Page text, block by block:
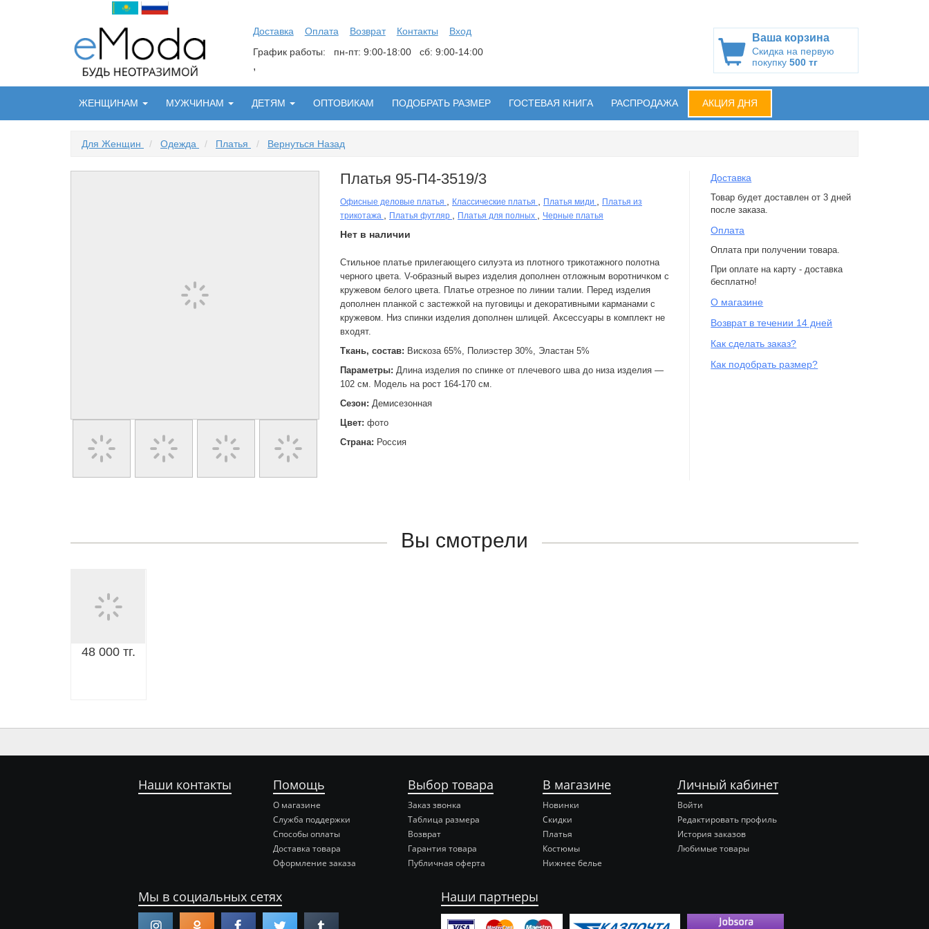
Доставка Оплата Возврат Контакты
Вход
График работы: пн-пт: 9:00-18:00 сб: 9:00-14:00
,
Ваша корзина
Скидка на первую
покупку 500 тг
ЖЕНЩИНАМ МУЖЧИНАМ ДЕТЯМ ОПТОВИКАМ ПОДОБРАТЬ РАЗМЕР ГОСТЕВАЯ КНИГА РАСПРОДАЖА АКЦИЯ ДНЯ
Для Женщин / Одежда / Платья / Вернуться Назад
Платья 95-П4-3519/3
Офисные деловые платья Классические платья Платья миди
Платья из
трикотажа
Платья футляр Платья для полных Черные платья
Нет в наличии
Стильное платье прилегающего силуэта из плотного трикотажного полотна
черного цвета. V-образный вырез изделия дополнен отложным воротничком с
кружевом белого цвета. Платье отрезное по линии талии. Перед изделия
дополнен планкой с застежкой на пуговицы и декоративными карманами с
кружевом. Низ спинки изделия дополнен шлицей. Аксессуары в комплект не
входят.
Ткань, состав: Вискоза 65%, Полиэстер 30%, Эластан 5%
Параметры: Длина изделия по спинке от плечевого шва до низа изделия —
102 см. Модель на рост 164-170 см.
Сезон: Демисезонная
Цвет: фото
Страна: Россия
Доставка
Товар будет доставлен от 3 дней
после заказа.
Оплата
Оплата при получении товара.
При оплате на карту - доставка
бесплатно!
О магазине
Возврат в течении 14 дней
Как сделать заказ?
Как подобрать размер?
Вы смотрели
48 000 тг.
Наши контакты Помощь
О магазине
Служба поддержки
Способы оплаты
Доставка товара
Оформление заказа
Выбор товара
Заказ звонка
Таблица размера
Возврат
Гарантия товара
Публичная оферта
В магазине
Новинки
Скидки
Платья
Костюмы
Нижнее белье
Личный кабинет
Войти
Редактировать профиль
История заказов
Любимые товары
Мы в социальных сетях Наши партнеры